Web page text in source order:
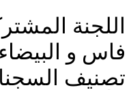
و البيضاء
السجناء